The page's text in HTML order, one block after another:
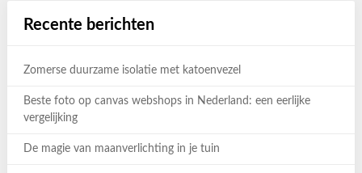
Recente berichten
Zomerse duurzame isolatie met katoenvezel
Beste foto op canvas webshops in Nederland: een eerlijke
vergelijking
De magie van maanverlichting in je tuin